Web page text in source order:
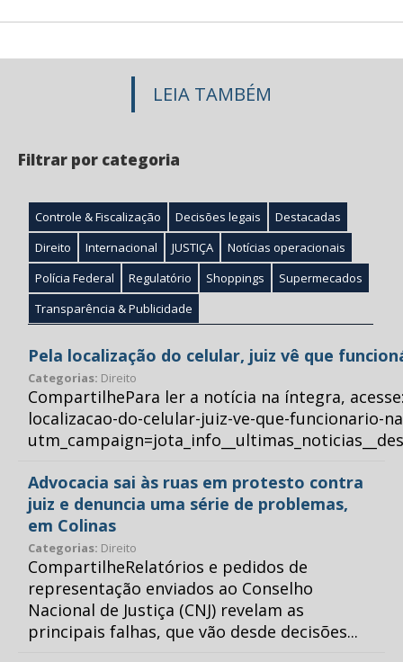
LEIA TAMBÉM
Filtrar por categoria
Controle & Fiscalização Decisões legais
Destacadas
Direito
Internacional JUSTIÇA
Notícias operacionais
Polícia Federal
Regulatório Shoppings
Supermecados
Transparência & Publicidade
Pela localização do celular, juiz vê que
Categorias: Direito
CompartilhePara ler a notícia na íntegra,
localizacao-do-celular-juiz-ve-que-funcionario-
Advocacia sai às ruas em protesto contra
juiz e denuncia uma série de problemas,
em Colinas
Categorias: Direito
CompartilheRelatórios e pedidos de
representação enviados ao Conselho
Nacional de Justiça (CNJ) revelam as
principais falhas, que vão desde decisões...